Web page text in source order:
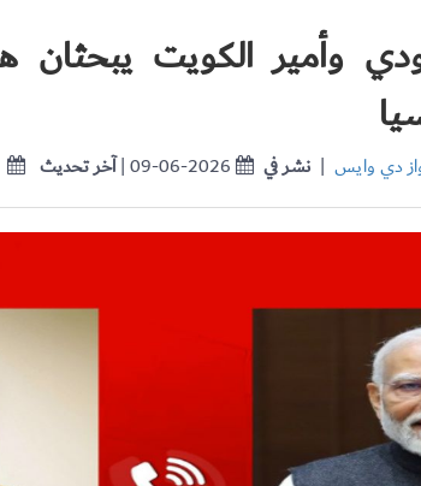
وأمير الكويت يبحثان
آخر تحديث| 09-06-2026 نشر في دي وايس